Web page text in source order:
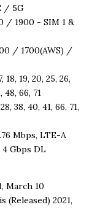
/ 5G
/ 1900 - SIM 1 &
/ 1700(AWS) /
18, 19, 20, 25, 26,
48, 66, 71
38, 40, 41, 66, 71,
Mbps, LTE-A
4 Gbps DL
March 10
(Released) 2021,